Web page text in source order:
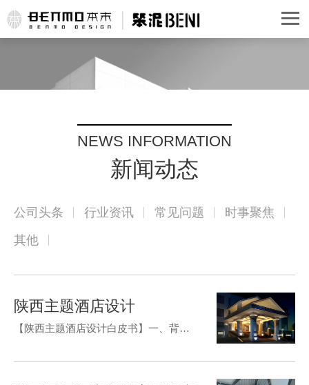
NEWS INFORMATION
新闻动态
公司头条 行业资讯 常见问题
时事聚焦
其他
陕西主题酒店设计
【陕西主题酒店设计白皮书】一、背景介绍随着旅游业的快速发展，酒店行业已经成为旅游业的重要组成部分。而酒店设计则是酒店运营中至关重要的环节，它不仅能够提升消费者入住体验，还能够增加酒店品牌的..度和美誉...…